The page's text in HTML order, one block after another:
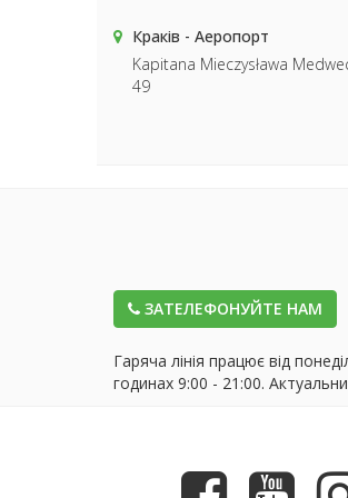
Краків - Аеропорт
Kapitana Mieczysława
49
ЗАТЕЛЕФОНУЙТЕ НАМ
Гаряча лінія працює від
годинах 9:00 - 21:00.